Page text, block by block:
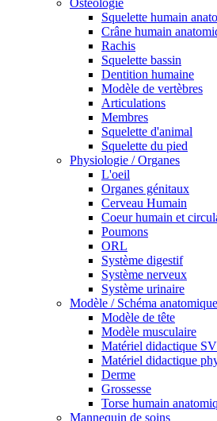
Ostéologie
Squelette humain
Crâne humain
Rachis
Squelette bassin
Dentition humaine
Modèle de vertèbres
Articulations
Membres
Squelette d'animal
Squelette du pied
Physiologie / Organes
L'oeil
Organes génitaux
Cerveau Humain
Coeur humain et
Poumons
ORL
Système digestif
Système nerveux
Système urinaire
Modèle / Schéma anatomique
Modèle de tête
Modèle musculaire
Matériel didactique
Matériel didactique
Derme
Grossesse
Torse humain
Mannequin de soins